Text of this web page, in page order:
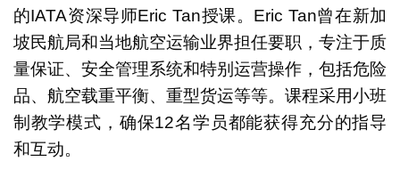
的IATA资深导师Eric Tan授课。Eric Tan曾在新加
坡民航局和当地航空运输业界担任要职，专注于质
量保证、安全管理系统和特别运营操作，包括危险
品、航空载重平衡、重型货运等等。课程采用小班
制教学模式，确保12名学员都能获得充分的指导
和互动。